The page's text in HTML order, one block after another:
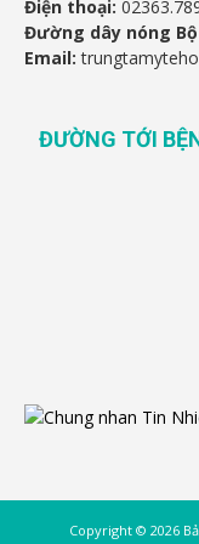
Điện thoại:
Đường dây nóng Bộ
Email:
ĐƯỜNG TỚI
Copyright © 2026